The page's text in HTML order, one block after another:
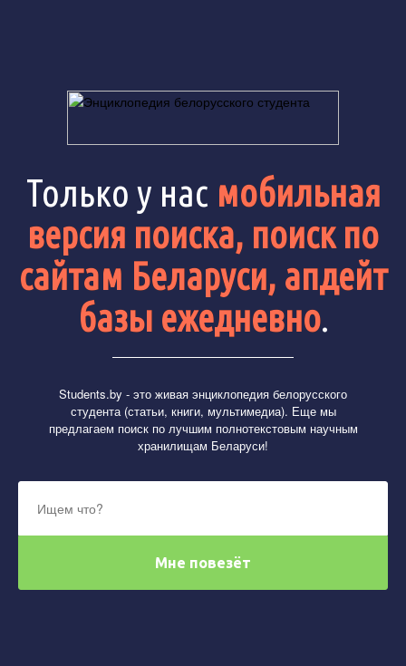
Только у нас мобильная
версия поиска, поиск по
сайтам Беларуси, апдейт
базы ежедневно.
Students.by - это живая энциклопедия белорусского
студента (статьи, книги, мультимедиа). Еще мы
предлагаем поиск по лучшим полнотекстовым научным
хранилищам Беларуси!